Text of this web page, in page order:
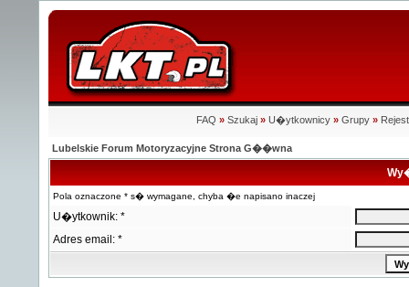
FAQ » Szukaj » U�ytkownicy » Grupy »
Lubelskie Forum Motoryzacyjne Strona G��wna
Pola oznaczone * s� wymagane, chyba �e napisano inaczej
U�ytkownik: *
Adres email: *